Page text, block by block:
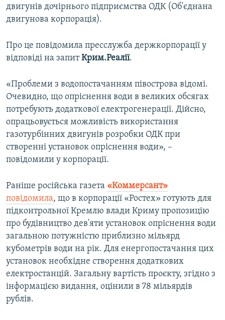
двигунів дочірнього підприємства ОДК (Об'єднана
двигунова корпорація).
Про це повідомила пресслужба держкорпорації у
відповіді на запитКрим.Реалії.
«Проблеми з водопостачанням півострова відомі.
Очевидно, що опріснення води в великих обсягах
потребують додаткової електрогенерації. Дійсно,
опрацьовується можливість використання
газотурбінних двигунів розробки ОДК при
створенні установок опріснення води», –
повідомили у корпорації.
Раніше російська газета «Коммерсант»
повідомила, що в корпорації «Ростех» готують для
підконтрольної Кремлю влади Криму пропозицію
про будівництво дев'яти установок опріснення води
загальною потужністю приблизно мільярд
кубометрів води на рік. Для енергопостачання цих
установок необхідне створення додаткових
електростанцій. Загальну вартість проєкту, згідно з
інформацією видання, оцінили в 78 мільярдів
рублів.